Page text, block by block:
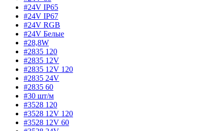
#24V IP65
#24V IP67
#24V RGB
#24V Белые
#28,8W
#2835 120
#2835 12V
#2835 12V 120
#2835 24V
#2835 60
#30 шт/м
#3528 120
#3528 12V 120
#3528 12V 60